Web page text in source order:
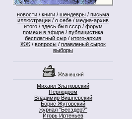
новости / книги / шендевры / письма
иллюстрации / о себе / медиа-архив
итого/ здесь был ссср/ форум
помехи в эфире / публицистика
бесплатный сыр / итого-архив
ЖЖ / вопросы / плавленый сырок
выборы
Михаил Златковский
Перлодром
Владимир Вишневский
Борис Жутовский
журнал "Бесэдер?"
Игорь Иртеньев